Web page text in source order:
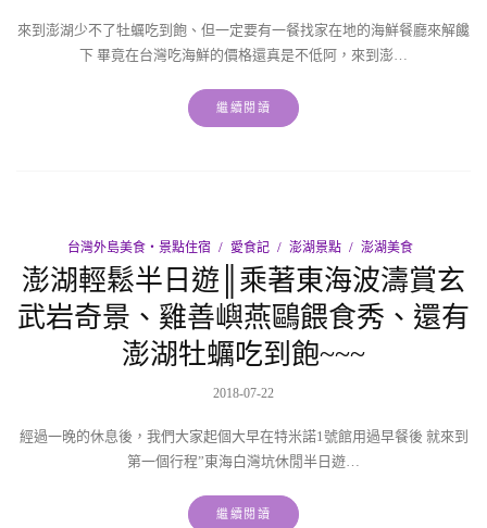
來到澎湖少不了牡蠣吃到飽、但一定要有一餐找家在地的海鮮餐廳來解饞
下 畢竟在台灣吃海鮮的價格還真是不低阿，來到澎…
繼續閱讀
台灣外島美食‧景點住宿 愛食記 澎湖景點 澎湖美食
澎湖輕鬆半日遊║乘著東海波濤賞玄
武岩奇景、雞善嶼燕鷗餵食秀、還有
澎湖牡蠣吃到飽~~~
2018-07-22
經過一晚的休息後，我們大家起個大早在特米諾1號館用過早餐後 就來到
第一個行程”東海白灣坑休閒半日遊…
繼續閱讀